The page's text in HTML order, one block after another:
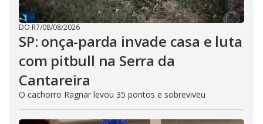
DO R7/08/08/2026
SP: onça-parda invade casa e luta
com pitbull na Serra da
Cantareira
O cachorro Ragnar levou 35 pontos e sobreviveu